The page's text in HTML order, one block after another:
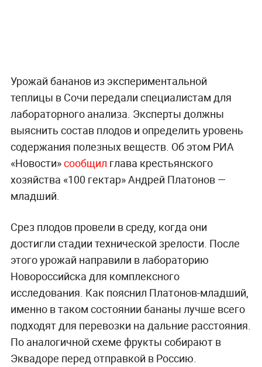
Урожай бананов из экспериментальной
теплицы в Сочи передали специалистам для
лабораторного анализа. Эксперты должны
выяснить состав плодов и определить уровень
содержания полезных веществ. Об этом РИА
«Новости»сообщил глава крестьянского
хозяйства «100 гектар» Андрей Платонов —
младший.
Срез плодов провели в среду, когда они
достигли стадии технической зрелости. После
этого урожай направили в лабораторию
Новороссийска для комплексного
исследования. Как пояснил Платонов-младший,
именно в таком состоянии бананы лучше всего
подходят для перевозки на дальние расстояния.
По аналогичной схеме фрукты собирают в
Эквадоре перед отправкой в Россию.